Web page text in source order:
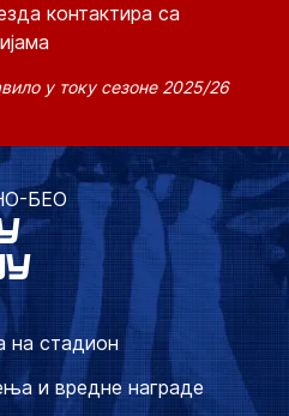
контактира са
у току сезоне 2025/26
БЕО
на стадион
и вредне награде